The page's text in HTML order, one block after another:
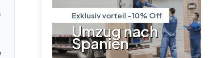
Exklusiv vorteil -10% Off
Umzug nach
Spanien